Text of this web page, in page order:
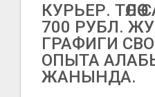
КУРЬЕР.
700 РУБЛ.
ГРАФИГИ
ОПЫТА
ЖАНЫНДА.